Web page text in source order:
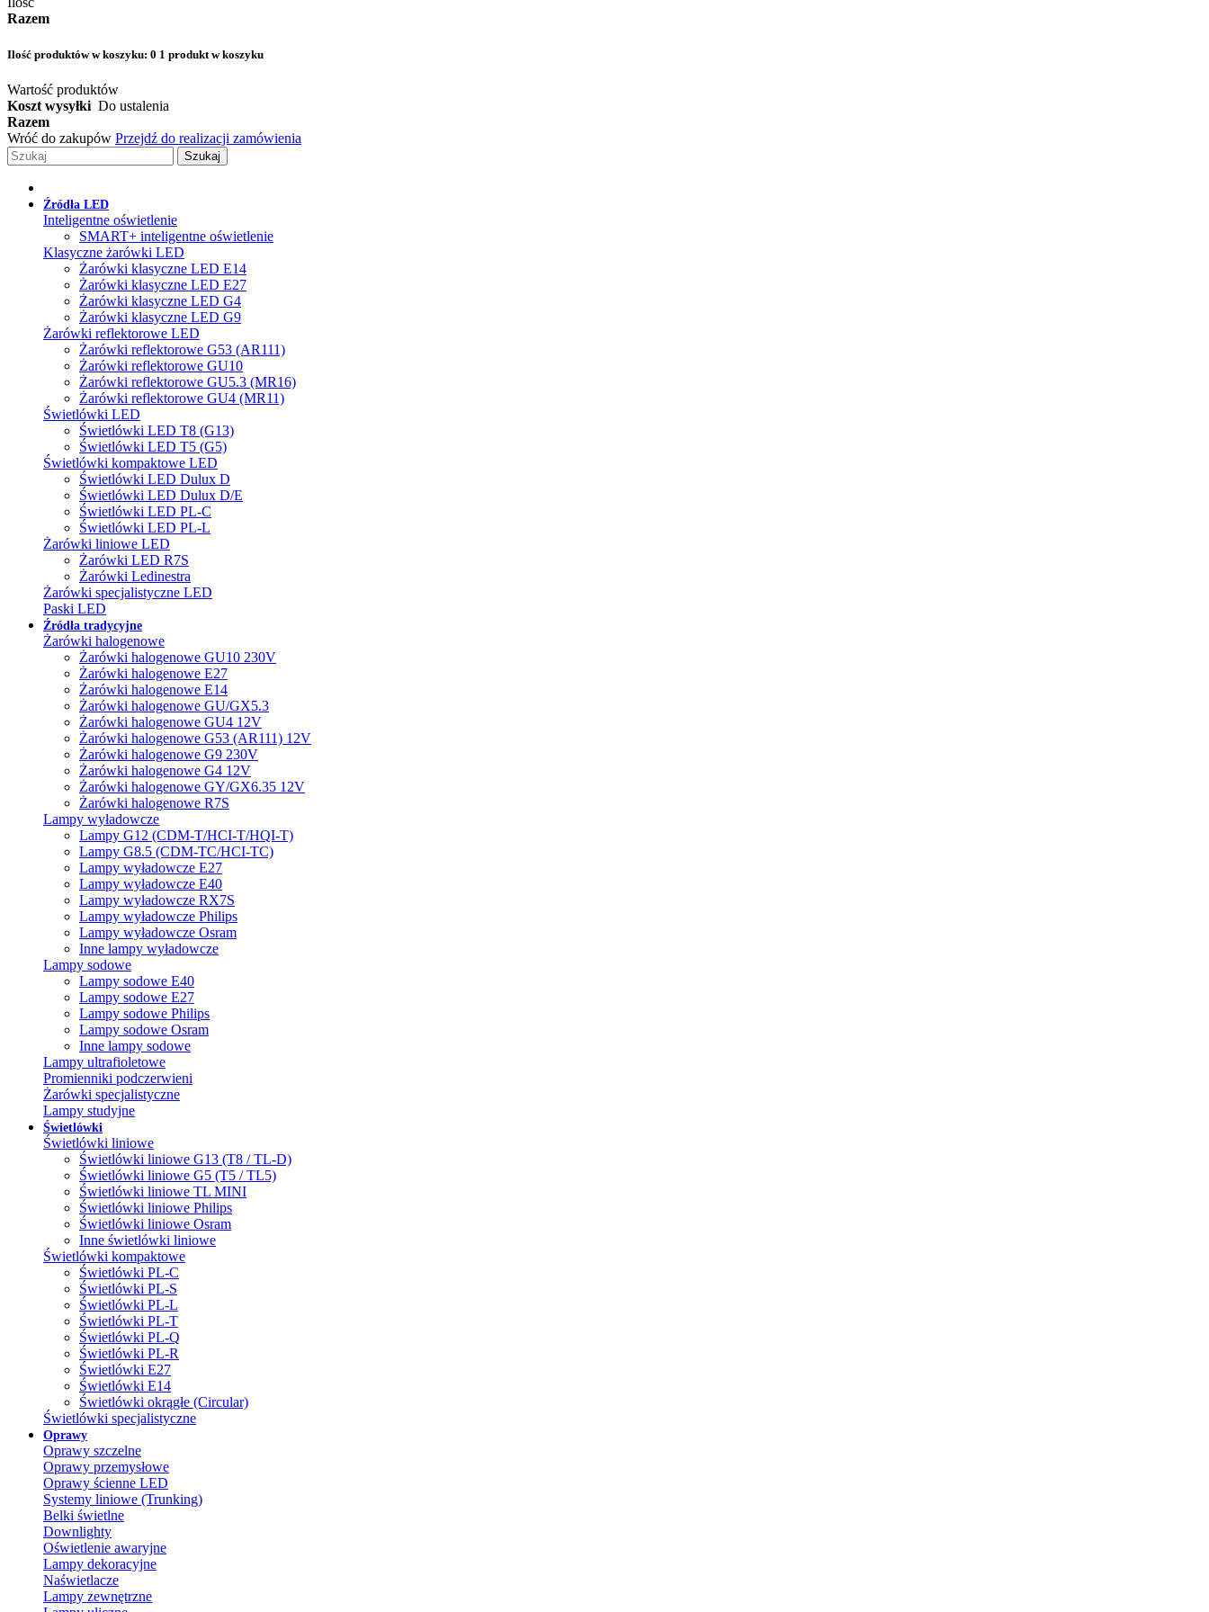
Razem
Ilość produktów w koszyku: 0 1 produkt w koszyku
Wartość produktów
Koszt wysyłki Do ustalenia
Razem
Wróć do zakupów Przejdź do realizacji zamówienia
Szukaj
Źródła LED
Inteligentne oświetlenie
SMART+ inteligentne oświetlenie
Klasyczne żarówki LED
Żarówki klasyczne LED E14
Żarówki klasyczne LED E27
Żarówki klasyczne LED G4
Żarówki klasyczne LED G9
Żarówki reflektorowe LED
Żarówki reflektorowe G53 (AR111)
Żarówki reflektorowe GU10
Żarówki reflektorowe GU5.3 (MR16)
Żarówki reflektorowe GU4 (MR11)
Świetlówki LED
Świetlówki LED T8 (G13)
Świetlówki LED T5 (G5)
Świetlówki kompaktowe LED
Świetlówki LED Dulux D
Świetlówki LED Dulux D/E
Świetlówki LED PL-C
Świetlówki LED PL-L
Żarówki liniowe LED
Żarówki LED R7S
Żarówki Ledinestra
Żarówki specjalistyczne LED
Paski LED
Źródła tradycyjne
Żarówki halogenowe
Żarówki halogenowe GU10 230V
Żarówki halogenowe E27
Żarówki halogenowe E14
Żarówki halogenowe GU/GX5.3
Żarówki halogenowe GU4 12V
Żarówki halogenowe G53 (AR111) 12V
Żarówki halogenowe G9 230V
Żarówki halogenowe G4 12V
Żarówki halogenowe GY/GX6.35 12V
Żarówki halogenowe R7S
Lampy wyładowcze
Lampy G12 (CDM-T/HCI-T/HQI-T)
Lampy G8.5 (CDM-TC/HCI-TC)
Lampy wyładowcze E27
Lampy wyładowcze E40
Lampy wyładowcze RX7S
Lampy wyładowcze Philips
Lampy wyładowcze Osram
Inne lampy wyładowcze
Lampy sodowe
Lampy sodowe E40
Lampy sodowe E27
Lampy sodowe Philips
Lampy sodowe Osram
Inne lampy sodowe
Lampy ultrafioletowe
Promienniki podczerwieni
Żarówki specjalistyczne
Lampy studyjne
Świetlówki
Świetlówki liniowe
Świetlówki liniowe G13 (T8 / TL-D)
Świetlówki liniowe G5 (T5 / TL5)
Świetlówki liniowe TL MINI
Świetlówki liniowe Philips
Świetlówki liniowe Osram
Inne świetlówki liniowe
Świetlówki kompaktowe
Świetlówki PL-C
Świetlówki PL-S
Świetlówki PL-L
Świetlówki PL-T
Świetlówki PL-Q
Świetlówki PL-R
Świetlówki E27
Świetlówki E14
Świetlówki okrągłe (Circular)
Świetlówki specjalistyczne
Oprawy
Oprawy szczelne
Oprawy przemysłowe
Oprawy ścienne LED
Systemy liniowe (Trunking)
Belki świetlne
Downlighty
Oświetlenie awaryjne
Lampy dekoracyjne
Naświetlacze
Lampy zewnętrzne